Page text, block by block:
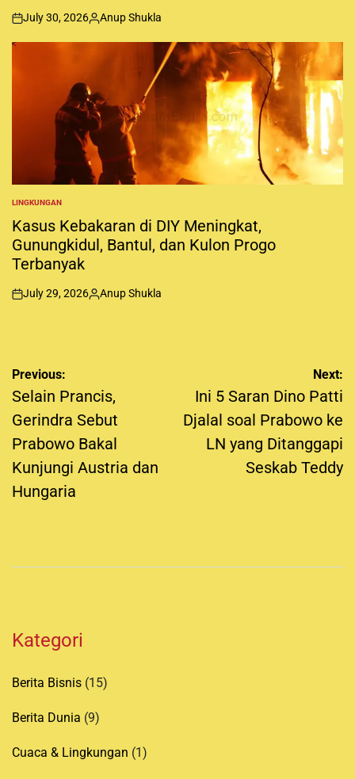
Io
n
July 30, 2026
P
o
e
d
y
Anup Shukla
P
O
S
T
N
LINGKUNGAN
Kasus Kebakaran di DIY Meningkat,
Gunungkidul, Bantul, dan Kulon Progo
Terbanyak
o
July 29, 2026
P
b
y
Anup Shukla
P
o
s
t
n
a
o
Previous:
Selain Prancis,
Gerindra Sebut
Prabowo Bakal
Kunjungi Austria dan
Hungaria
Next:
Ini 5 Saran Dino Patti
Djalal soal Prabowo ke
LN yang Ditanggapi
Seskab Teddy
Kategori
Berita Bisnis (15)
Berita Dunia (9)
Cuaca & Lingkungan (1)